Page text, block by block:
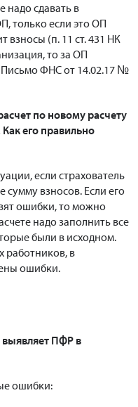
надо сдавать в
только если это ОП
взносы (п. 11 ст. 431 НК
то за ОП
ФНС от 14.02.17 №
по новому расчету
его правильно
если страхователь
сумму взносов. Если его
ошибки, то можно
надо заполнить все
были в исходном.
работников, в
ошибки.
ПФР в
ошибки: